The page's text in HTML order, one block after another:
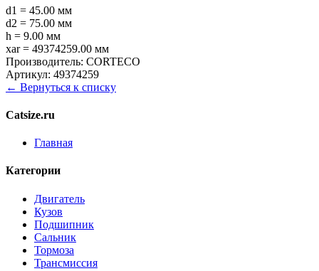
d1 = 45.00 мм
d2 = 75.00 мм
h = 9.00 мм
xar = 49374259.00 мм
Производитель: CORTECO
Артикул: 49374259
← Вернуться к списку
Catsize.ru
Главная
Категории
Двигатель
Кузов
Подшипник
Сальник
Тормоза
Трансмиссия